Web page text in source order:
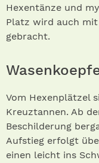
Hexentänze und
Platz wird auch
gebracht.
Vom Hexenplätzel
Kreuztannen. Ab
Beschilderung
Aufstieg erfolgt
einen leicht ins